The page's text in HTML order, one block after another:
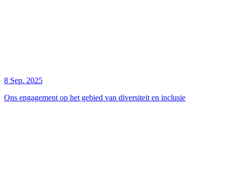
8 Sep. 2025
Ons engagement op het gebied van diversiteit en inclusie